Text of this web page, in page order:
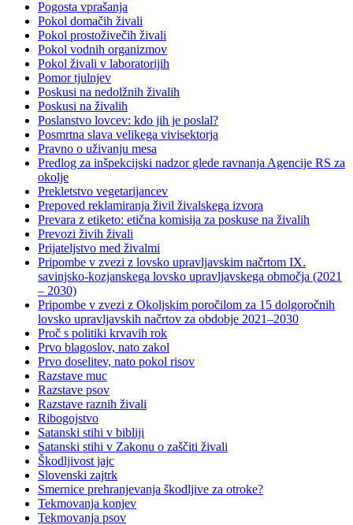
Pogosta vprašanja
Pokol domačih živali
Pokol prostoživečih živali
Pokol vodnih organizmov
Pokol živali v laboratorijih
Pomor tjulnjev
Poskusi na nedolžnih živalih
Poskusi na živalih
Poslanstvo lovcev: kdo jih je poslal?
Posmrtna slava velikega vivisektorja
Pravno o uživanju mesa
Predlog za inšpekcijski nadzor glede ravnanja Agencije RS za
okolje
Prekletstvo vegetarijancev
Prepoved reklamiranja živil živalskega izvora
Prevara z etiketo: etična komisija za poskuse na živalih
Prevozi živih živali
Prijateljstvo med živalmi
Pripombe v zvezi z lovsko upravljavskim načrtom IX.
savinjsko-kozjanskega lovsko upravljavskega območja (2021
– 2030)
Pripombe v zvezi z Okoljskim poročilom za 15 dolgoročnih
lovsko upravljavskih načrtov za obdobje 2021–2030
Proč s politiki krvavih rok
Prvo blagoslov, nato zakol
Prvo doselitev, nato pokol risov
Razstave muc
Razstave psov
Razstave raznih živali
Ribogojstvo
Satanski stihi v bibliji
Satanski stihi v Zakonu o zaščiti živali
Škodljivost jajc
Slovenski zajtrk
Smernice prehranjevanja škodljive za otroke?
Tekmovanja konjev
Tekmovanja psov